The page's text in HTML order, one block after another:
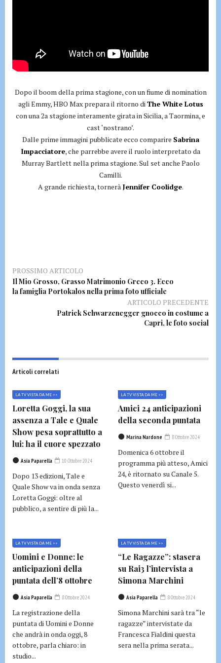
Dopo il boom della prima stagione, con un fiume di nomination
agli Emmy, HBO Max prepara il ritorno diThe White Lotus
con una 2a stagione interamente girata in Sicilia, a Taormina, e
cast ‘nostrano’.
Dalle prime immagini pubblicate ecco comparire Sabrina
Impacciatore, che parrebbe avere il ruolo interpretato da
Murray Bartlett nella prima stagione. Sul set anche Paolo
Camilli.
A grande richiesta, tornerà Jennifer Coolidge.
PROSSIMO ARTICOLO
Il Mio Grosso, Grasso Matrimonio Greco 3. Ecco
la famiglia Portokalos nella prima foto ufficiale
ARTICOLO PRECEDENTE
Patrick Schwarzenegger gnocco in costume a
Capri, le foto social
Articoli correlati
LA TV VISTA DA ME >>
Loretta Goggi, la sua
assenza a Tale e Quale
Show pesa soprattutto a
lui: ha il cuore spezzato
Asia Paparella 10 Ottobre 2024
Dopo 13 edizioni, Tale e
Quale Show va in onda senza
Loretta Goggi: oltre al
pubblico, a sentire di più la...
LA TV VISTA DA ME >>
Amici 24 anticipazioni
della seconda puntata
Marina Nardone 8 Ottobre 2024
Domenica 6 ottobre il
programma più atteso, Amici
24, è ritornato su Canale 5.
Questo venerdì si...
LA TV VISTA DA ME >>
Uomini e Donne: le
anticipazioni della
puntata dell’8 ottobre
Asia Paparella 8 Ottobre 2024
La registrazione della
puntata di Uomini e Donne
che andrà in onda oggi, 8
ottobre, parla chiaro: in
studio...
LA TV VISTA DA ME >>
“Le Ragazze”: stasera
su Rai3 l’intervista a
Simona Marchini
Asia Paparella 8 Ottobre 2024
Simona Marchini sarà tra “le
ragazze” intervistate da
Francesca Fialdini questa
sera nella prima serata...